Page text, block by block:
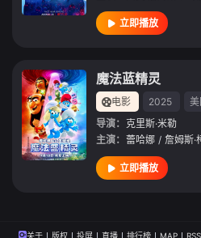
立即播放
魔法蓝精灵
电影 2025
美
导演： 克里斯·米勒
主演： 蕾哈娜 / 詹姆斯·
立即播放
关于 版权 投屏 直播 排行榜 MAP RSS